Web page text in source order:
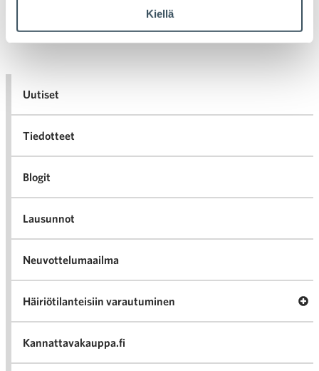
Kiellä
Uutiset
Tiedotteet
Blogit
Lausunnot
Neuvottelumaailma
Häiriötilanteisiin varautuminen
Kannattavakauppa.fi